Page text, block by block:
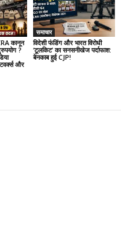
कानून
?
और
समाचार
विदेशी फंडिंग और भारत विरोधी
‘टूलकिट’ का सनसनीखेज पर्दाफाश:
बेनकाब हुई CJP!